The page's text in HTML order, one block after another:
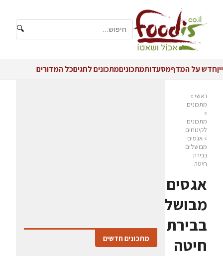
🔍
ייןחדש על המדףמסעדותמתכוניםמתכונים לחגיםכל המדורים
ראשי »
מתכונים
»
מתכונים
לקינוחים
» אגסים
מבושלים
בבירת
חיטה
אגסים
מבושלים
בבירת
חיטה
מתכונים חדשים